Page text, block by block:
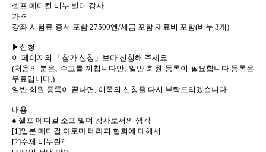
셀프 메디컬 비누 빌더 강사
가격
강좌·시험료·증서 포함 27500엔/세금 포함 재료비 포함(비누 3개)
▶신청
이 페이지의 「참가 신청」보다 신청해 주세요.
(처음의 분은, 수고를 끼칩니다만, 일반 회원 등록이 필요합니다.등록은
무료입니다.)
일반 회원 등록이 끝나면, 이쪽의 신청을 다시 부탁드리겠습니다.
내용
● 셀프 메디컬 소프 빌더 강사로서의 생각
[1]일본 메디컬 아로마 테라피 협회에 대해서
[2]수제 비누란?